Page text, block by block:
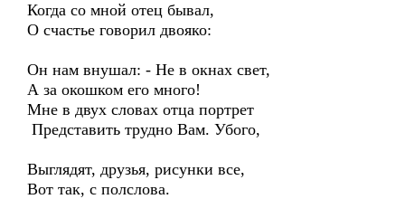
Когда со мной отец бывал,
О счастье говорил двояко:
Он нам внушал: - Не в окнах свет,
А за окошком его много!
Мне в двух словах отца портрет
Представить трудно Вам. Убого,
Выглядят, друзья, рисунки все,
Вот так, с полслова.